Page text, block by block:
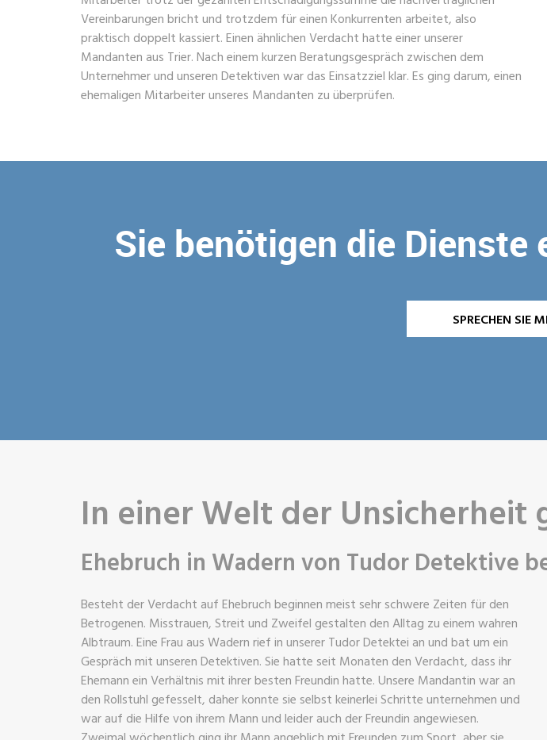
Vereinbarungen bricht und trotzdem für einen Konkurrenten arbeitet, also
praktisch doppelt kassiert. Einen ähnlichen Verdacht hatte einer unserer
Mandanten aus Trier. Nach einem kurzen Beratungsgespräch zwischen dem
Unternehmer und unseren Detektiven war das Einsatzziel klar. Es ging darum, einen
ehemaligen Mitarbeiter unseres Mandanten zu überprüfen.
Sie benötigen die Dienste
SPRECHEN SIE
In einer Welt der Unsicherheit
Ehebruch in Wadern von Tudor Detektive
Besteht der Verdacht auf Ehebruch beginnen meist sehr schwere Zeiten für den
Betrogenen. Misstrauen, Streit und Zweifel gestalten den Alltag zu einem wahren
Albtraum. Eine Frau aus Wadern rief in unserer Tudor Detektei an und bat um ein
Gespräch mit unseren Detektiven. Sie hatte seit Monaten den Verdacht, dass ihr
Ehemann ein Verhältnis mit ihrer besten Freundin hatte. Unsere Mandantin war an
den Rollstuhl gefesselt, daher konnte sie selbst keinerlei Schritte unternehmen und
war auf die Hilfe von ihrem Mann und leider auch der Freundin angewiesen.